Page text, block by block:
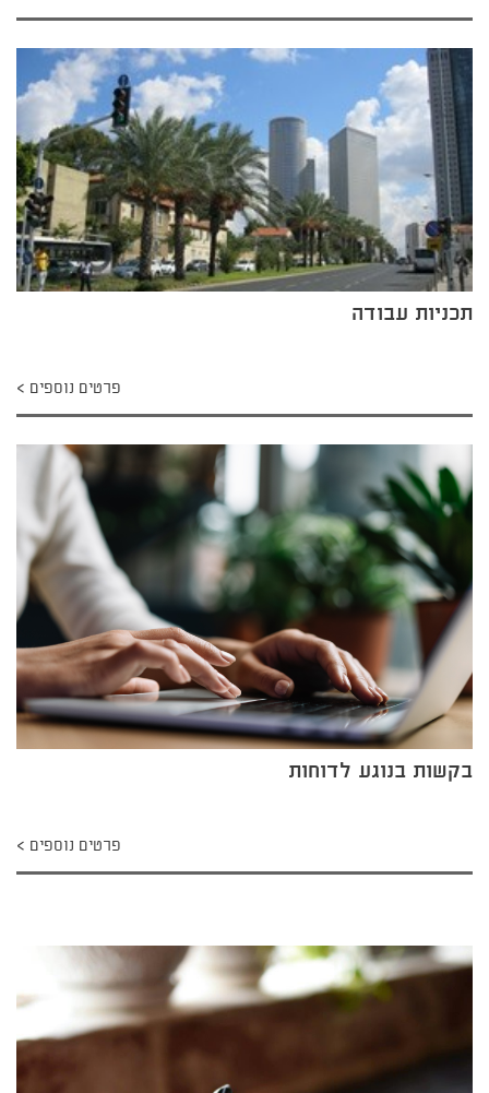
תכניות עבודה
פרטים נוספים
בקשות בנוגע לדוחות
פרטים נוספים